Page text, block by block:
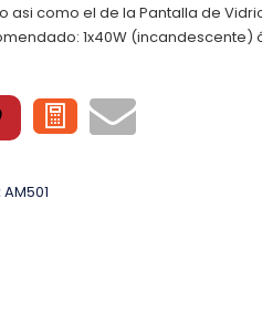
asi como el de la Pantalla de
1x40W (incandescente)
AM501